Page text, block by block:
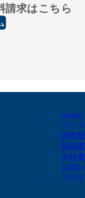
請求はこちら
HOME
ワッ
調節
製品
会社
お問
プラ